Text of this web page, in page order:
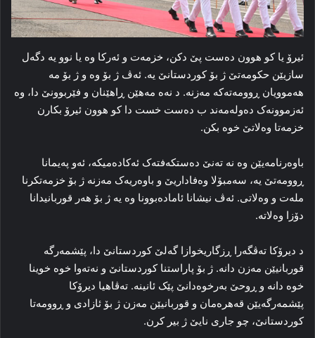
ئیرۆ یا کو هوون ده‌ست پێ دکن، خزمه‌ت و ئه‌رکا وه‌ یا نوو یه‌ دگه‌ل
سازیێن حکومه‌تێ ژ بۆ کوردستانێ یه‌. ئه‌ڤ ژ بۆ وه‌ و ژ بۆ مه‌
هه‌موویان ڕوومه‌ته‌که‌ مه‌زنه‌. د نه‌ه مه‌هێن ڕاهێنان و فێربوونێ دا، وه‌
ئه‌زموونه‌ک ده‌وله‌مه‌ند ب ده‌ست خست دا کو هوون ئیرۆ بکارن
خزمه‌تا وه‌لاتێ خوه‌ بکن.
باوه‌رنامه‌یێن وه‌ نه‌ ته‌نێ ده‌ستکه‌فته‌ک ئەکاده‌میکه‌، ئه‌و په‌یمانا
ڕوومه‌تێ یه‌، سه‌مبۆلا وه‌فاداریێ و باوه‌ریه‌ک مه‌زنه‌ ژ بۆ خزمه‌تکرنا
مله‌ت و وه‌لاتی. ئه‌ڤ نیشانا ئاماده‌بوونا وه‌ یه‌ ژ بۆ هه‌ر قوربانیدانا
دۆزا وه‌لاته‌.
د دیرۆکا ته‌ڤگه‌را ڕزگاریخوازا گه‌لێ کوردستانێ دا، پێشمه‌رگه‌
قوربانیێن مه‌زن دانه‌. ژ بۆ پاراستنا کوردستانێ و نه‌ته‌وا خوه‌ خوینا
خوه‌ دانه‌ و ڕوحێ به‌رخوه‌دانێ پێک ئانینه‌. ته‌ڤاهیا دیرۆکا
پێشمه‌رگه‌یێن قه‌هره‌مان و قوربانیێن مه‌زن ژ بۆ ئازادی و ڕوومه‌تا
کوردستانێ، چو جاری نایێ ژ بیر کرن.